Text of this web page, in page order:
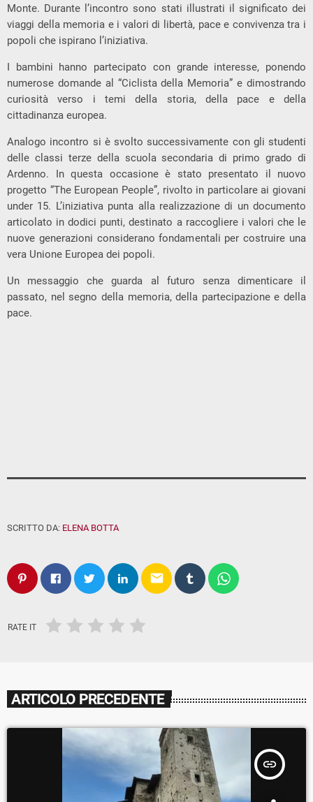
Monte. Durante l’incontro sono stati illustrati il significato dei
viaggi della memoria e i valori di libertà, pace e convivenza tra i
popoli che ispirano l’iniziativa.
I bambini hanno partecipato con grande interesse, ponendo
numerose domande al “Ciclista della Memoria” e dimostrando
curiosità verso i temi della storia, della pace e della
cittadinanza europea.
Analogo incontro si è svolto successivamente con gli studenti
delle classi terze della scuola secondaria di primo grado di
Ardenno. In questa occasione è stato presentato il nuovo
progetto “The European People”, rivolto in particolare ai giovani
under 15. L’iniziativa punta alla realizzazione di un documento
articolato in dodici punti, destinato a raccogliere i valori che le
nuove generazioni considerano fondamentali per costruire una
vera Unione Europea dei popoli.
Un messaggio che guarda al futuro senza dimenticare il
passato, nel segno della memoria, della partecipazione e della
pace.
SCRITTO DA: ELENA BOTTA
email
RATE IT
ARTICOLO PRECEDENTE
insert_link